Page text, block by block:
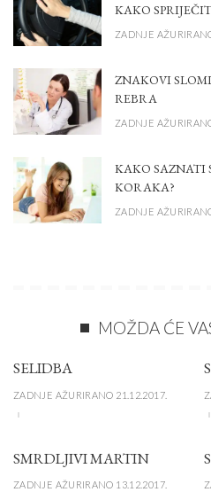
KAKO
ZADNJE
ZNAKOVI
REBRA
ZADNJE
KAKO SAZNATI
KORAKA?
ZADNJE
MOŽDA ĆE
SELIDBA
ZADNJE AŽURIRANO 21.12.2017.
SMRDLJIVI MARTIN
ZADNJE AŽURIRANO 13.12.2017.